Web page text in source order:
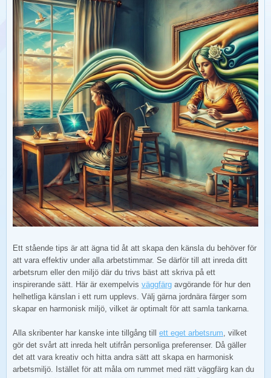
Ett stående tips är att ägna tid åt att skapa den känsla du behöver för
att vara effektiv under alla arbetstimmar. Se därför till att inreda ditt
arbetsrum eller den miljö där du trivs bäst att skriva på ett
inspirerande sätt. Här är exempelvis väggfärg avgörande för hur den
helhetliga känslan i ett rum upplevs. Välj gärna jordnära färger som
skapar en harmonisk miljö, vilket är optimalt för att samla tankarna.
Alla skribenter har kanske inte tillgång till ett eget arbetsrum , vilket
gör det svårt att inreda helt utifrån personliga preferenser. Då gäller
det att vara kreativ och hitta andra sätt att skapa en harmonisk
arbetsmiljö. Istället för att måla om rummet med rätt väggfärg kan du